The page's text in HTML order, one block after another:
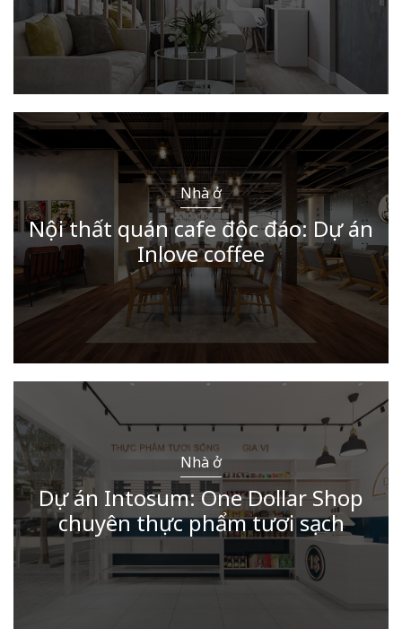
Nhà ở
Nội thất quán cafe độc đáo: Dự án
Inlove coffee
Nhà ở
Dự án Intosum: One Dollar Shop
chuyên thực phẩm tươi sạch